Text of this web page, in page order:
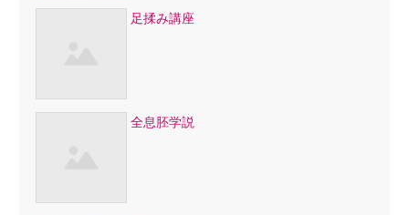
足揉み講座
全息胚学説